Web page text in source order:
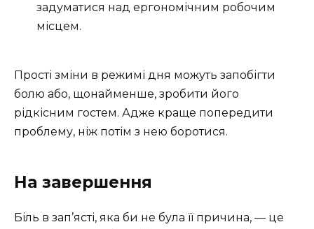
задуматися над ергономічним робочим
місцем.
Прості зміни в режимі дня можуть запобігти
болю або, щонайменше, зробити його
рідкісним гостем. Адже краще попередити
проблему, ніж потім з нею боротися.
На завершення
Біль в зап’ясті, яка би не була її причина, — це